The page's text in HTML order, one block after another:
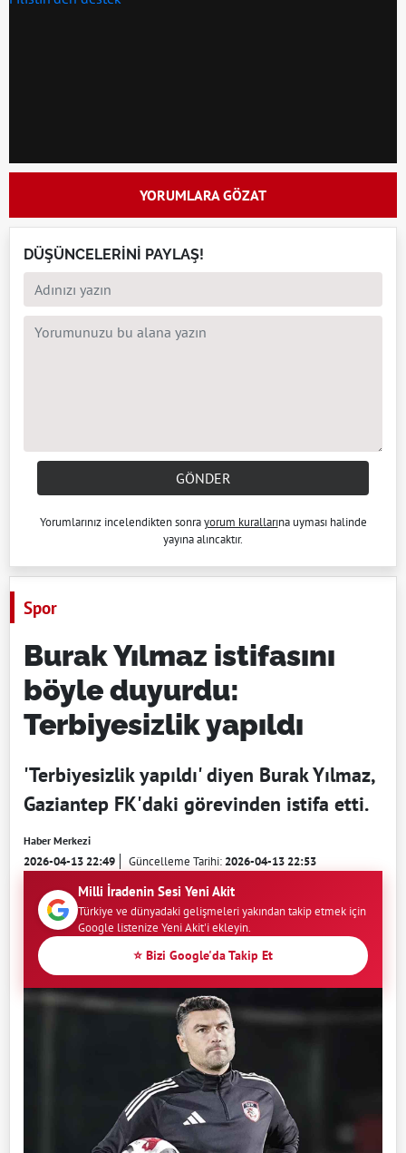
YORUMLARA GÖZAT
DÜŞÜNCELERİNİ PAYLAŞ!
GÖNDER
Yorumlarınız incelendikten sonrayorum kurallarına uyması halinde
yayına alıncaktır.
Spor
Burak Yılmaz istifasını
böyle duyurdu:
Terbiyesizlik yapıldı
'Terbiyesizlik yapıldı' diyen Burak Yılmaz,
Gaziantep FK'daki görevinden istifa etti.
Haber Merkezi
2026-04-13 22:49 Güncelleme Tarihi:2026-04-13 22:53
Milli İradenin Sesi Yeni Akit
Türkiye ve dünyadaki gelişmeleri yakından takip etmek için
Google listenize Yeni Akit'i ekleyin.
⭐ Bizi Google'da Takip Et